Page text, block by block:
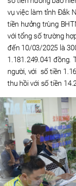
vụ việc làm tỉnh Đắk
tiền hưởng trùng
với tổng số trường
đến 10/03/2025 là
1.181.249.041 đồng.
người, với số tiền
thu hồi với số tiền